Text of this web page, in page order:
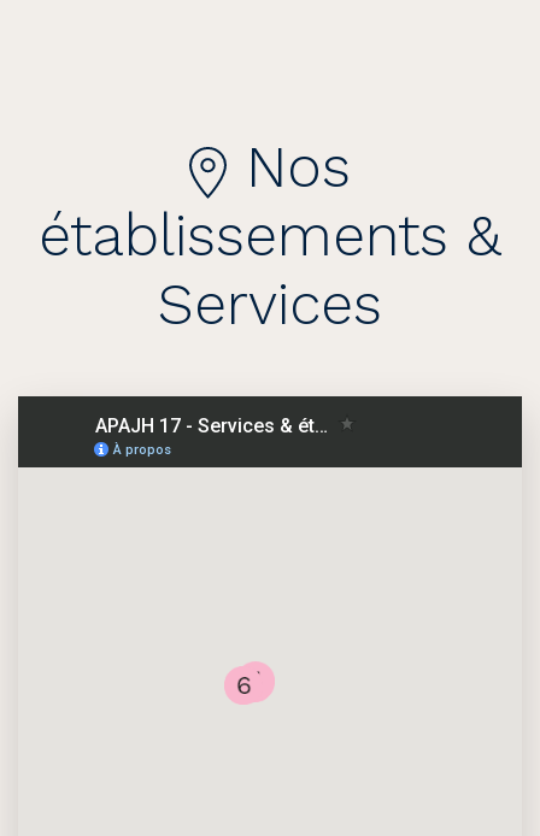
Nos
établissements &
Services